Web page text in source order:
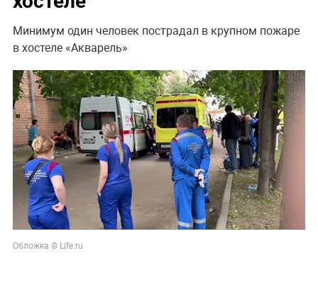
Минимум один человек пострадал в крупном пожаре
в хостеле «Акварель»
Обложка © Life.ru